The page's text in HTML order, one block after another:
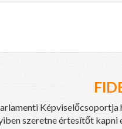
szeretne értesítőt